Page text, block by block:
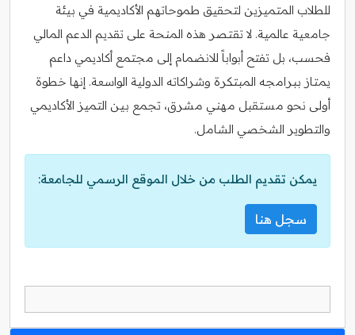
للطلاب المتميزين لتحقيق طموحاتهم الأكاديمية في بيئة
جامعية عالمية. لا تقتصر هذه المنحة على تقديم الدعم المالي
فحسب، بل تفتح أبواباً للانضمام إلى مجتمع أكاديمي داعم
يمتاز ببرامجه المبتكرة وشراكاته الدولية الواسعة. إنها خطوة
أولى نحو مستقبل مهني مشرق، تجمع بين التميز الأكاديمي
والتطوير الشخصي الشامل.
يمكن تقديم الطلب من خلال الموقع الرسمي للجامعة:
سجل هنا